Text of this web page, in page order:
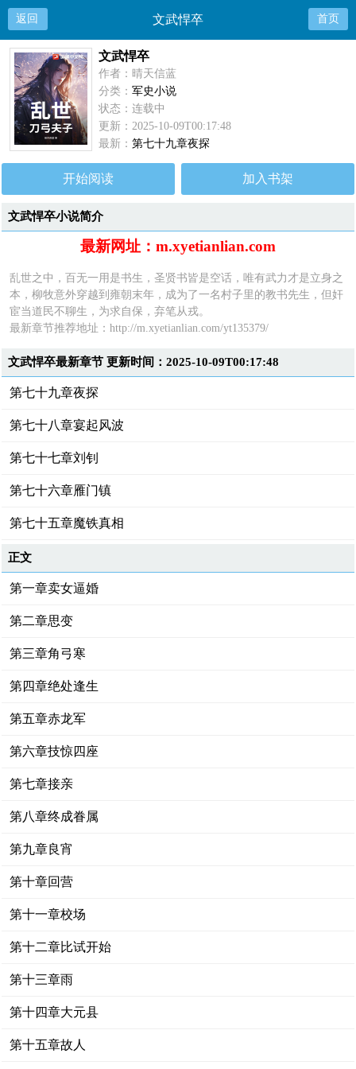
返回 文武悍卒 首页
文武悍卒
作者：晴天信蓝
分类：军史小说
状态：连载中
更新：2025-10-09T00:17:48
最新：第七十九章夜探
开始阅读 加入书架
文武悍卒小说简介
最新网址：m.xyetianlian.com
乱世之中，百无一用是书生，圣贤书皆是空话，唯有武力才是立身之
本，柳牧意外穿越到雍朝末年，成为了一名村子里的教书先生，但奸
宦当道民不聊生，为求自保，弃笔从戎。
最新章节推荐地址：http://m.xyetianlian.com/yt135379/
文武悍卒最新章节 更新时间：2025-10-09T00:17:48
第七十九章夜探
第七十八章宴起风波
第七十七章刘钊
第七十六章雁门镇
第七十五章魔铁真相
正文
第一章卖女逼婚
第二章思变
第三章角弓寒
第四章绝处逢生
第五章赤龙军
第六章技惊四座
第七章接亲
第八章终成眷属
第九章良宵
第十章回营
第十一章校场
第十二章比试开始
第十三章雨
第十四章大元县
第十五章故人